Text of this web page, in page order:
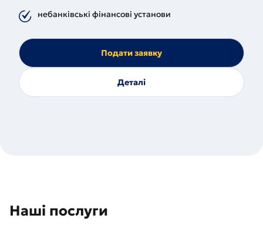
небанківські фінансові установи
Подати заявку
Деталі
Наші послуги